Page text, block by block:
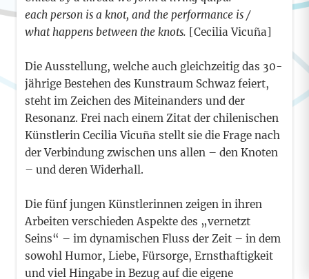
each person is a knot, and the performance is /
what happens between the knots. [Cecilia Vicuña]
Die Ausstellung, welche auch gleichzeitig das 30-
jährige Bestehen des Kunstraum Schwaz feiert,
steht im Zeichen des Miteinanders und der
Resonanz. Frei nach einem Zitat der chilenischen
Künstlerin Cecilia Vicuña stellt sie die Frage nach
der Verbindung zwischen uns allen – den Knoten
– und deren Widerhall.
Die fünf jungen Künstlerinnen zeigen in ihren
Arbeiten verschieden Aspekte des „vernetzt
Seins“ – im dynamischen Fluss der Zeit – in dem
sowohl Humor, Liebe, Fürsorge, Ernsthaftigkeit
und viel Hingabe in Bezug auf die eigene